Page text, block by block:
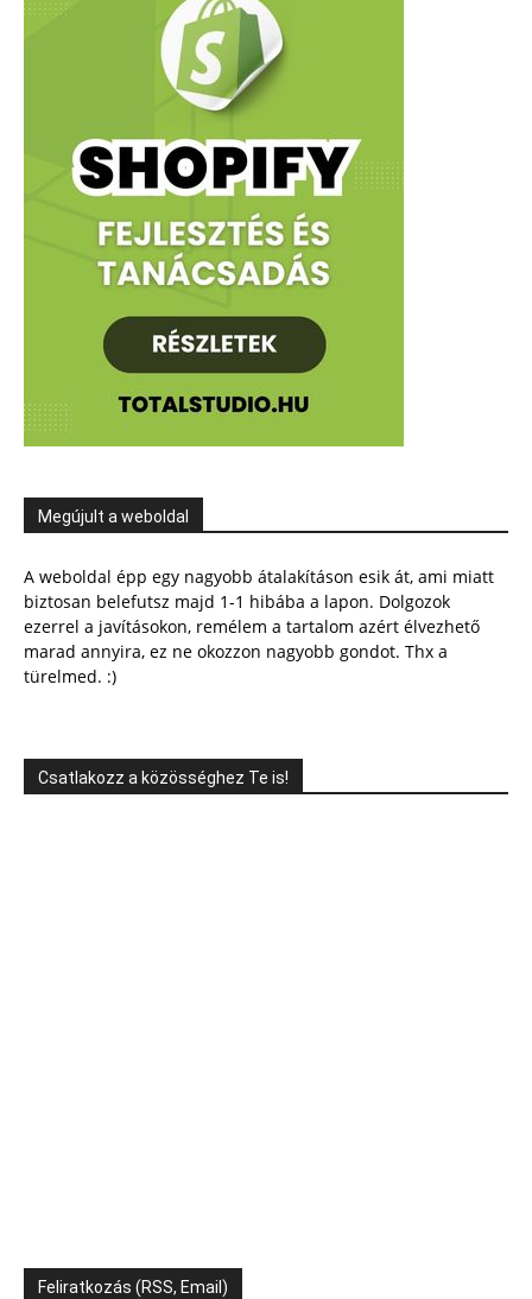
Megújult a weboldal
A weboldal épp egy nagyobb átalakításon esik át, ami miatt
biztosan belefutsz majd 1-1 hibába a lapon. Dolgozok
ezerrel a javításokon, remélem a tartalom azért élvezhető
marad annyira, ez ne okozzon nagyobb gondot. Thx a
türelmed. :)
Csatlakozz a közösséghez Te is!
Feliratkozás (RSS, Email)